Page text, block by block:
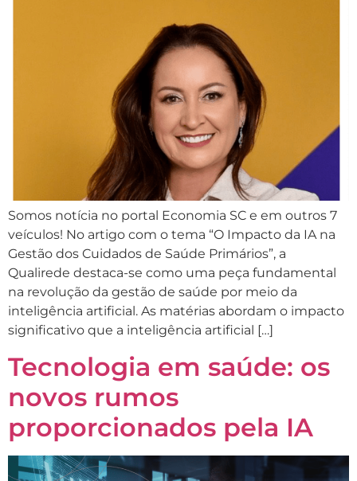
Somos notícia no portal Economia SC e em outros 7
veículos! No artigo com o tema “O Impacto da IA na
Gestão dos Cuidados de Saúde Primários”, a
Qualirede destaca-se como uma peça fundamental
na revolução da gestão de saúde por meio da
inteligência artificial. As matérias abordam o impacto
significativo que a inteligência artificial […]
Tecnologia em saúde: os
novos rumos
proporcionados pela IA